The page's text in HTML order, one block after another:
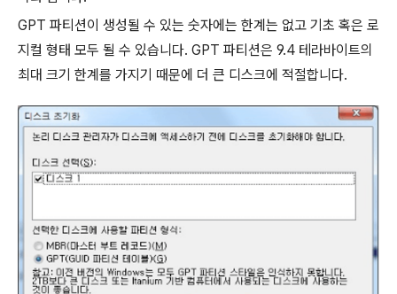
GPT 파티션이 생성될 수 있는 숫자에는 한계는 없고 기초 혹은 로
지컬 형태 모두 될 수 있습니다. GPT 파티션은 9.4 테라바이트의
최대 크기 한계를 가지기 때문에 더 큰 디스크에 적절합니다.